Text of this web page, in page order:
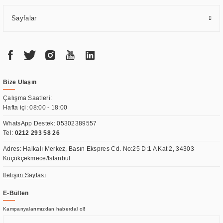
Sayfalar
Bize Ulaşın
Çalışma Saatleri:
Hafta içi: 08:00 - 18:00
WhatsApp Destek:05302389557
Tel: 0212 293 58 26
Adres: Halkalı Merkez, Basın Ekspres Cd. No:25 D:1 A Kat 2, 34303
Küçükçekmece/İstanbul
İletişim Sayfası
E-Bülten
Kampanyalarımızdan haberdal ol!